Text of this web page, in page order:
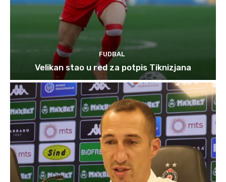
FUDBAL
Velikan stao u red za potpis Tiknizjana